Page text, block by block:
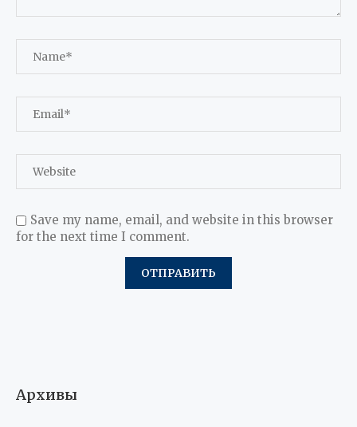
Save my name, email, and website in this browser
for the next time I comment.
Архивы